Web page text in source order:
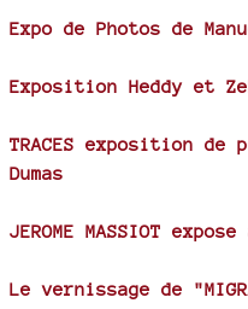
Expo de Photos de
Exposition Heddy et
TRACES exposition de
Dumas
JEROME MASSIOT
Le vernissage de